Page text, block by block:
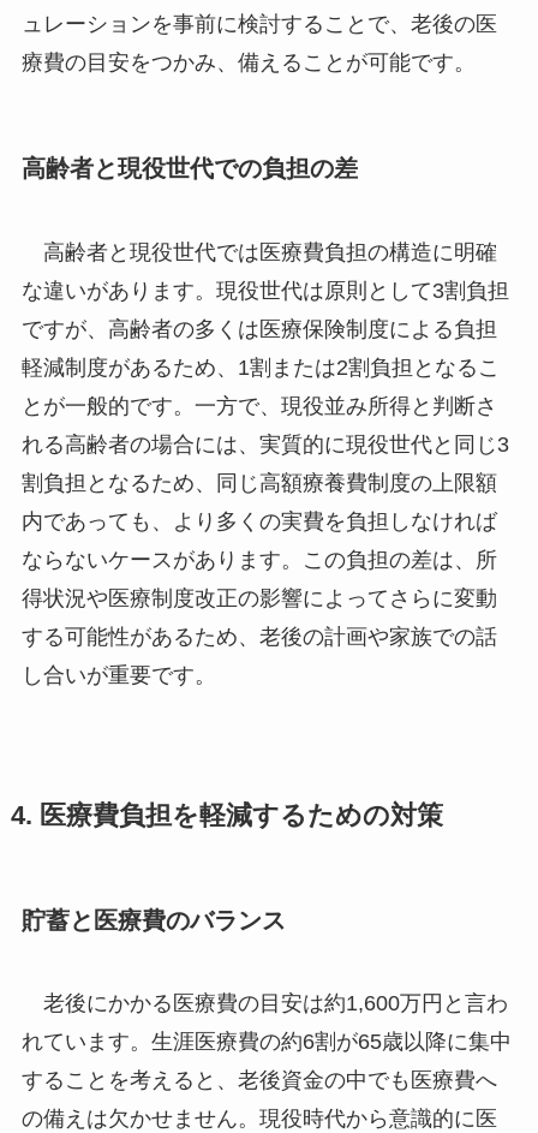
ュレーションを事前に検討することで、老後の医
療費の目安をつかみ、備えることが可能です。
高齢者と現役世代での負担の差
高齢者と現役世代では医療費負担の構造に明確
な違いがあります。現役世代は原則として3割負担
ですが、高齢者の多くは医療保険制度による負担
軽減制度があるため、1割または2割負担となるこ
とが一般的です。一方で、現役並み所得と判断さ
れる高齢者の場合には、実質的に現役世代と同じ3
割負担となるため、同じ高額療養費制度の上限額
内であっても、より多くの実費を負担しなければ
ならないケースがあります。この負担の差は、所
得状況や医療制度改正の影響によってさらに変動
する可能性があるため、老後の計画や家族での話
し合いが重要です。
4. 医療費負担を軽減するための対策
貯蓄と医療費のバランス
老後にかかる医療費の目安は約1,600万円と言わ
れています。生涯医療費の約6割が65歳以降に集中
することを考えると、老後資金の中でも医療費へ
の備えは欠かせません。現役時代から意識的に医